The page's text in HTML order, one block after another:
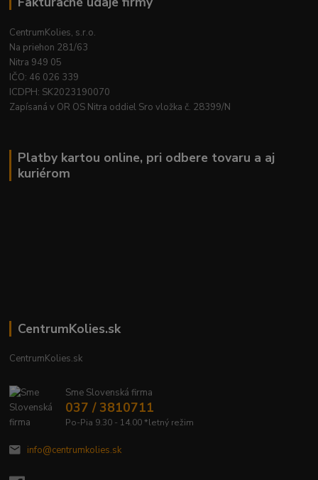
CentrumKolies, s.r.o.
Na priehon 281/63
Nitra 949 05
IČO: 46 026 339
ICDPH: SK2023190070
Zapísaná v OR OS Nitra oddiel Sro vložka č. 28399/N
Platby kartou online, pri odbere tovaru a aj
kuriérom
CentrumKolies.sk
CentrumKolies.sk
Sme Slovenská firma
037 / 3810711
Po-Pia 9.30 - 14.00 *letný režim
info@centrumkolies.sk